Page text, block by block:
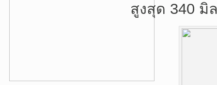
สูงสุด 340 มิ